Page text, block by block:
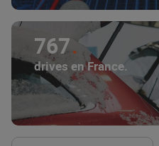
767
drives en France.